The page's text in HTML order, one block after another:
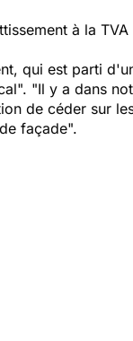
à la TVA
qui est parti
"Il y a dans
de céder sur
façade".